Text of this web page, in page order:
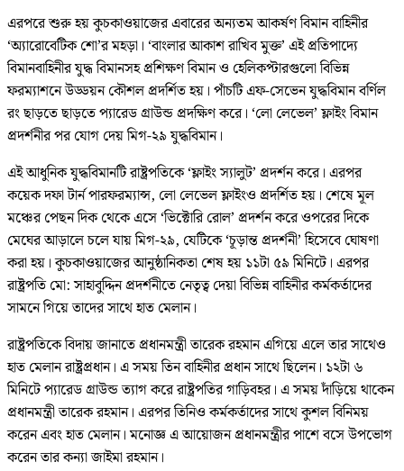
এরপরে শুরু হয় কুচকাওয়াজের এবারের অন্যতম আকর্ষণ বিমান বাহিনীর
‘অ্যারোবেটিক শো’র মহড়া। ‘বাংলার আকাশ রাখিব মুক্ত’ এই প্রতিপাদ্যে
বিমানবাহিনীর যুদ্ধ বিমানসহ প্রশিক্ষণ বিমান ও হেলিকপ্টারগুলো বিভিন্ন
ফরম্যাশনে উড্ডয়ন কৌশল প্রদর্শিত হয়। পাঁচটি এফ-সেভেন যুদ্ধবিমান বর্ণিল
রং ছাড়তে ছাড়তে প্যারেড গ্রাউন্ড প্রদক্ষিণ করে। ‘লো লেভেল’ ফ্লাইং বিমান
প্রদর্শনীর পর যোগ দেয় মিগ-২৯ যুদ্ধবিমান।
এই আধুনিক যুদ্ধবিমানটি রাষ্ট্রপতিকে ‘ফ্লাইং স্যালুট’ প্রদর্শন করে। এরপর
কয়েক দফা টার্ন পারফরম্যান্স, লো লেভেল ফ্লাইংও প্রদর্শিত হয়। শেষে মূল
মঞ্চের পেছন দিক থেকে এসে ‘ভিক্টোরি রোল’ প্রদর্শন করে ওপরের দিকে
মেঘের আড়ালে চলে যায় মিগ-২৯, যেটিকে ‘চূড়ান্ত প্রদর্শনী’ হিসেবে ঘোষণা
করা হয়। কুচকাওয়াজের আনুষ্ঠানিকতা শেষ হয় ১১টা ৫৯ মিনিটে। এরপর
রাষ্ট্রপতি মো: সাহাবুদ্দিন প্রদর্শনীতে নেতৃত্ব দেয়া বিভিন্ন বাহিনীর কর্মকর্তাদের
সামনে গিয়ে তাদের সাথে হাত মেলান।
রাষ্ট্রপতিকে বিদায় জানাতে প্রধানমন্ত্রী তারেক রহমান এগিয়ে এলে তার সাথেও
হাত মেলান রাষ্ট্রপ্রধান। এ সময় তিন বাহিনীর প্রধান সাথে ছিলেন। ১২টা ৬
মিনিটে প্যারেড গ্রাউন্ড ত্যাগ করে রাষ্ট্রপতির গাড়িবহর। এ সময় দাঁড়িয়ে থাকেন
প্রধানমন্ত্রী তারেক রহমান। এরপর তিনিও কর্মকর্তাদের সাথে কুশল বিনিময়
করেন এবং হাত মেলান। মনোজ্ঞ এ আয়োজন প্রধানমন্ত্রীর পাশে বসে উপভোগ
করেন তার কন্যা জাইমা রহমান।